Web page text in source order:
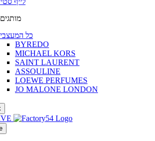
כל
BYREDO
MICHAEL KORS
SAINT LAURENT
ASSOULINE
LOEWE PERFUMES
JO MALONE LONDON